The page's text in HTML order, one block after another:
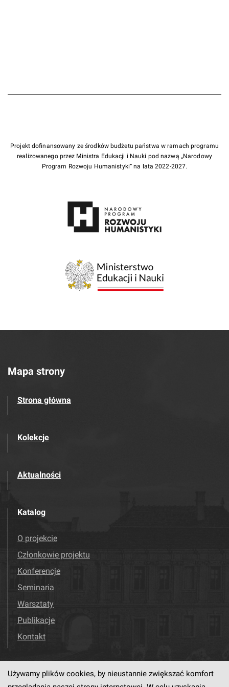
Projekt dofinansowany ze środków budżetu państwa w ramach programu
realizowanego przez Ministra Edukacji i Nauki pod nazwą „Narodowy
Program Rozwoju Humanistyki” na lata 2022-2027.
Mapa strony
Strona główna
Kolekcje
Aktualności
Katalog
O projekcie
Członkowie projektu
Konferencje
Seminaria
Warsztaty
Publikacje
Kontakt
Odwiedź nas! Facebook
Używamy plików cookies, by nieustannie zwiększać komfort